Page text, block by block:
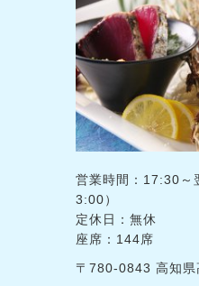
営業時間：17:30～
3:00）
定休日：無休
座席：144席
〒780-0843 高知